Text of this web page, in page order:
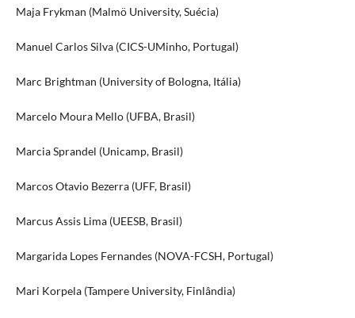
Maja Frykman (Malmö University, Suécia)
Manuel Carlos Silva (CICS-UMinho, Portugal)
Marc Brightman (University of Bologna, Itália)
Marcelo Moura Mello (UFBA, Brasil)
Marcia Sprandel (Unicamp, Brasil)
Marcos Otavio Bezerra (UFF, Brasil)
Marcus Assis Lima (UEESB, Brasil)
Margarida Lopes Fernandes (NOVA-FCSH, Portugal)
Mari Korpela (Tampere University, Finlândia)